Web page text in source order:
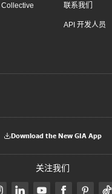
联系我们
API 开发人员
Download the New GIA App
关注我们